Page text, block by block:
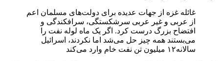
غائله غزه از جهات عدیده برای دولت‌های مسلمان اعم
از عربی و غیر عربی سرشکستگی، سرافکندگی و
افتضاح بزرگ درست کرد. اگر یک ماه لوله نفت را
می‌بستند همه چیز حل می‌شد اما نکردند، اسرائیل
سالانه۱۲ میلیون تن نفت خام وارد می‌کند